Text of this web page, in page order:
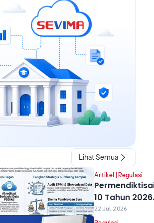
Lihat Semua
Artikel Regulasi
10 Tahun 2026
Resmi Berlaku,
22 Jul 2026